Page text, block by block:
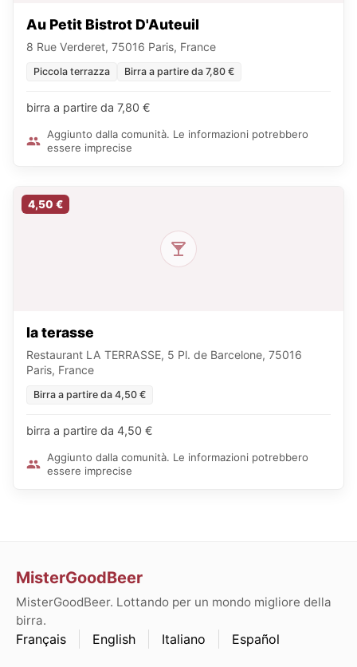
Au Petit Bistrot D'Auteuil
8 Rue Verderet, 75016 Paris, France
Piccola terrazza Birra a partire da 7,80 €
birra a partire da 7,80 €
Aggiunto dalla comunità. Le informazioni potrebbero
essere imprecise
4,50 €
la terasse
Restaurant LA TERRASSE, 5 Pl. de Barcelone, 75016
Paris, France
Birra a partire da 4,50 €
birra a partire da 4,50 €
Aggiunto dalla comunità. Le informazioni potrebbero
essere imprecise
MisterGoodBeer
MisterGoodBeer. Lottando per un mondo migliore della
birra.
Français English Italiano Español